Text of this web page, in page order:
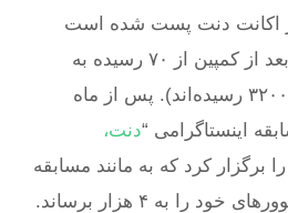
اکانت دنت پست شده است
(میانگین لایک عکس‌ها بعد از کمپین از ۷۰ رسیده به
۲۰۰ و فالوورها به عدد ۳۲۰۰ رسیده‌اند). پس از ماه
اینستاگرامی “ دنت،
برگزار کرد که به مانند مسابقه
قبلی بود و توانست فالوورهای خود را به ۴ هزار برساند.